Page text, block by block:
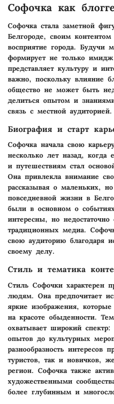
Софочка как
Софочка стала заметной
Белгороде, своим
восприятие города. Будучи
формирует не только
представляет культуру и
важно, поскольку влияние
общество не может быть
делиться опытом и
связь с местной аудиторией.
Биография и старт
Софочка начала свою
несколько лет назад, когда
и путешествиям стал
Она привлекла внимание
рассказывая о маленьких,
повседневной жизни в
были в основном о
интересны, но
традиционных медиа.
свою аудиторию благодаря
своему делу.
Стиль и тематика
Стиль Софочки характерен
людям. Она предпочитает
яркие изображения,
на красоте обыденности.
охватывает широкий спектр:
опытов до культурных
разнообразность интересов
туристов, так и новичков,
регион. Софочка также
художественными
более глубинным и